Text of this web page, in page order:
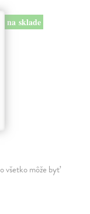
na sklade
všetko môže byť